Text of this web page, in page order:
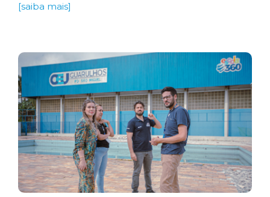
[saiba mais]